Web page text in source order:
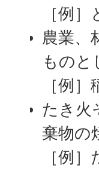
［例
農業、
ものと
［例
たき火
棄物の
［例